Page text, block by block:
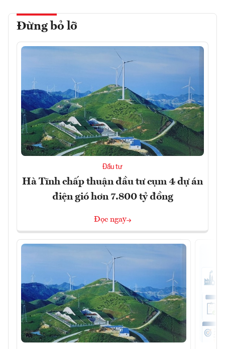
Đừng bỏ lỡ
Đầu tư
Hà Tĩnh chấp thuận đầu tư cụm 4 dự án
điện gió hơn 7.800 tỷ đồng
Đọc ngay